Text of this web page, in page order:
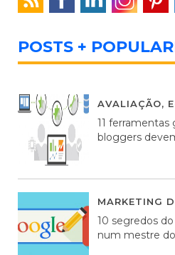
POSTS +
AVALIAÇÃO,
11
bloggers
MARKETING
10 segredos
num mestre